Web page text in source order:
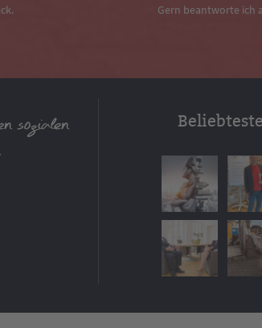
Gern beantworte ich
sozialen